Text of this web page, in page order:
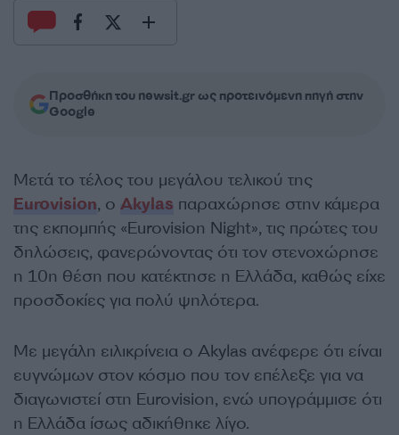
Προσθήκη του newsit.gr ως προτεινόμενη πηγή στην
Google
Μετά το τέλος του μεγάλου τελικού της
Eurovision, ο Akylas παραχώρησε στην κάμερα
της εκπομπής «Eurovision Νight», τις πρώτες του
δηλώσεις, φανερώνοντας ότι τον στενοχώρησε
η 10η θέση που κατέκτησε η Ελλάδα, καθώς είχε
προσδοκίες για πολύ ψηλότερα.
Με μεγάλη ειλικρίνεια ο Akylas ανέφερε ότι είναι
ευγνώμων στον κόσμο που τον επέλεξε για να
διαγωνιστεί στη Eurovision, ενώ υπογράμμισε ότι
η Ελλάδα ίσως αδικήθηκε λίγο.